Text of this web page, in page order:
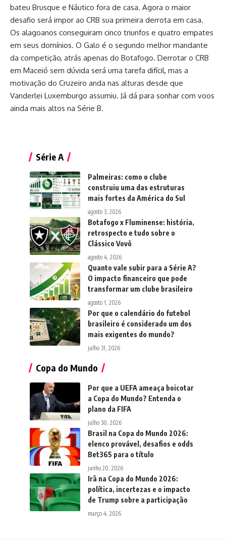
bateu Brusque e Náutico fora de casa. Agora o maior
desafio será impor ao CRB sua primeira derrota em casa.
Os alagoanos conseguiram cinco triunfos e quatro empates
em seus domínios. O Galo é o segundo melhor mandante
da competição, atrás apenas do Botafogo. Derrotar o CRB
em Maceió sem dúvida será uma tarefa difícil, mas a
motivação do Cruzeiro anda nas alturas desde que
Vanderlei Luxemburgo assumiu. Já dá para sonhar com voos
ainda mais altos na Série B.
Série A
Palmeiras: como o clube
construiu uma das estruturas
mais fortes da América do Sul
agosto 3, 2026
Botafogo x Fluminense: história,
retrospecto e tudo sobre o
Clássico Vovô
agosto 4, 2026
Quanto vale subir para a Série A?
O impacto financeiro que pode
transformar um clube brasileiro
agosto 1, 2026
Por que o calendário do futebol
brasileiro é considerado um dos
mais exigentes do mundo?
julho 31, 2026
Copa do Mundo
Por que a UEFA ameaça boicotar
a Copa do Mundo? Entenda o
plano da FIFA
julho 30, 2026
Brasil na Copa do Mundo 2026:
elenco provável, desafios e odds
Bet365 para o título
junho 20, 2026
Irã na Copa do Mundo 2026:
política, incertezas e o impacto
de Trump sobre a participação
março 4, 2026